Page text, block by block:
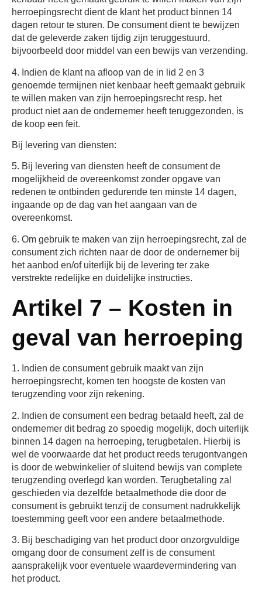
herroepingsrecht dient de klant het product binnen 14
dagen retour te sturen. De consument dient te bewijzen
dat de geleverde zaken tijdig zijn teruggestuurd,
bijvoorbeeld door middel van een bewijs van verzending.
4. Indien de klant na afloop van de in lid 2 en 3
genoemde termijnen niet kenbaar heeft gemaakt gebruik
te willen maken van zijn herroepingsrecht resp. het
product niet aan de ondernemer heeft teruggezonden, is
de koop een feit.
Bij levering van diensten:
5. Bij levering van diensten heeft de consument de
mogelijkheid de overeenkomst zonder opgave van
redenen te ontbinden gedurende ten minste 14 dagen,
ingaande op de dag van het aangaan van de
overeenkomst.
6. Om gebruik te maken van zijn herroepingsrecht, zal de
consument zich richten naar de door de ondernemer bij
het aanbod en/of uiterlijk bij de levering ter zake
verstrekte redelijke en duidelijke instructies.
Artikel 7 – Kosten in
geval van herroeping
1. Indien de consument gebruik maakt van zijn
herroepingsrecht, komen ten hoogste de kosten van
terugzending voor zijn rekening.
2. Indien de consument een bedrag betaald heeft, zal de
ondernemer dit bedrag zo spoedig mogelijk, doch uiterlijk
binnen 14 dagen na herroeping, terugbetalen. Hierbij is
wel de voorwaarde dat het product reeds terugontvangen
is door de webwinkelier of sluitend bewijs van complete
terugzending overlegd kan worden. Terugbetaling zal
geschieden via dezelfde betaalmethode die door de
consument is gebruikt tenzij de consument nadrukkelijk
toestemming geeft voor een andere betaalmethode.
3. Bij beschadiging van het product door onzorgvuldige
omgang door de consument zelf is de consument
aansprakelijk voor eventuele waardevermindering van
het product.